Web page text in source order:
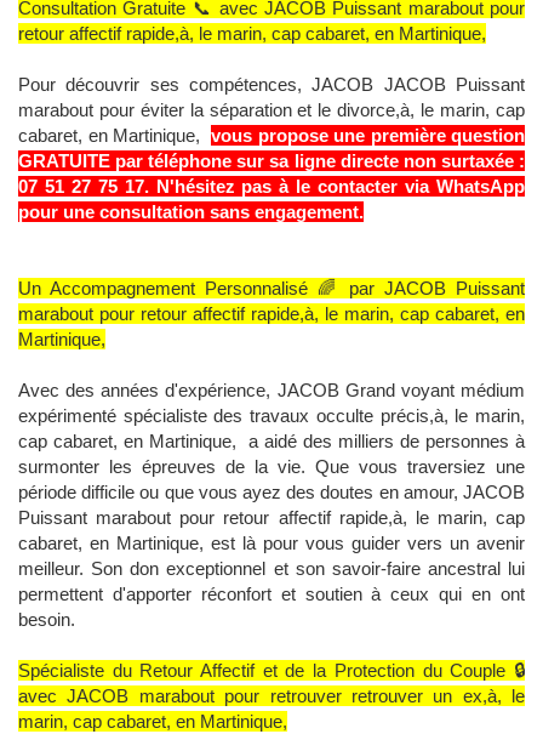
Consultation Gratuite 📞 avec JACOB Puissant marabout pour
retour affectif rapide,à, le marin, cap cabaret, en Martinique,
Pour découvrir ses compétences, JACOB JACOB Puissant
marabout pour éviter la séparation et le divorce,à, le marin, cap
cabaret, en Martinique, vous propose une première question
GRATUITE par téléphone sur sa ligne directe non surtaxée :
07 51 27 75 17. N'hésitez pas à le contacter via WhatsApp
pour une consultation sans engagement.
Un Accompagnement Personnalisé 🌈 par JACOB Puissant
marabout pour retour affectif rapide,à, le marin, cap cabaret, en
Martinique,
Avec des années d'expérience, JACOB Grand voyant médium
expérimenté spécialiste des travaux occulte précis,à, le marin,
cap cabaret, en Martinique, a aidé des milliers de personnes à
surmonter les épreuves de la vie. Que vous traversiez une
période difficile ou que vous ayez des doutes en amour, JACOB
Puissant marabout pour retour affectif rapide,à, le marin, cap
cabaret, en Martinique, est là pour vous guider vers un avenir
meilleur. Son don exceptionnel et son savoir-faire ancestral lui
permettent d'apporter réconfort et soutien à ceux qui en ont
besoin.
Spécialiste du Retour Affectif et de la Protection du Couple 🔒
avec JACOB marabout pour retrouver retrouver un ex,à, le
marin, cap cabaret, en Martinique,